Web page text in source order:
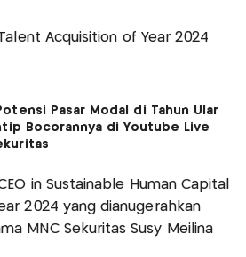
Acquisition of Year 2024
Pasar Modal di Tahun Ular
Bocorannya di Youtube Live
in Sustainable Human Capital
2024 yang dianugerahkan
MNC Sekuritas Susy Meilina